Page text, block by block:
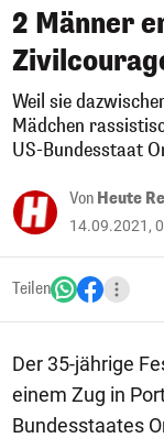
2 Männer
Weil sie
Mädchen
US-Bundesstaat
Von Heute
14.09.2021,
Teilen
Der 35-jährige
einem Zug in
Bundesstaates